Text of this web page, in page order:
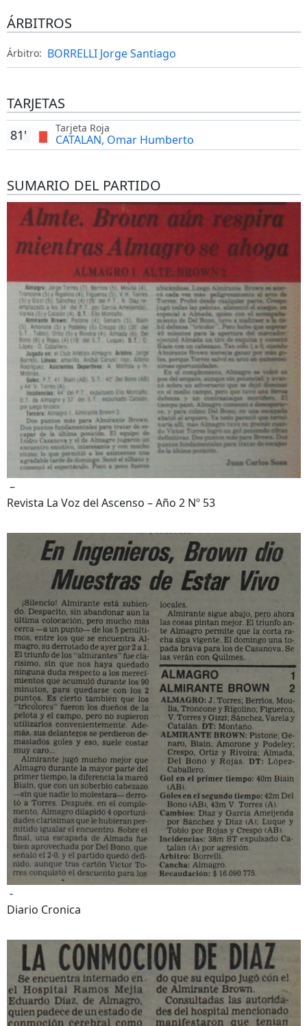
ÁRBITROS
Árbitro: BORRELLI Jorge Santiago
TARJETAS
Tarjeta Roja
CATALAN, Omar Humberto
81'
SUMARIO DEL PARTIDO
–
Revista La Voz del Ascenso – Año 2 Nº 53
-
Diario Cronica